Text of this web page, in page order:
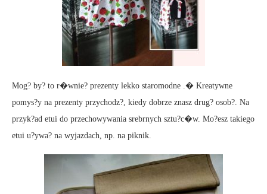
Mog? by? to r�wnie? prezenty lekko staromodne .� Kreatywne
pomys?y na prezenty przychodz?, kiedy dobrze znasz drug? osob?. Na
przyk?ad etui do przechowywania srebrnych sztu?c�w. Mo?esz takiego
etui u?ywa? na wyjazdach, np. na piknik.